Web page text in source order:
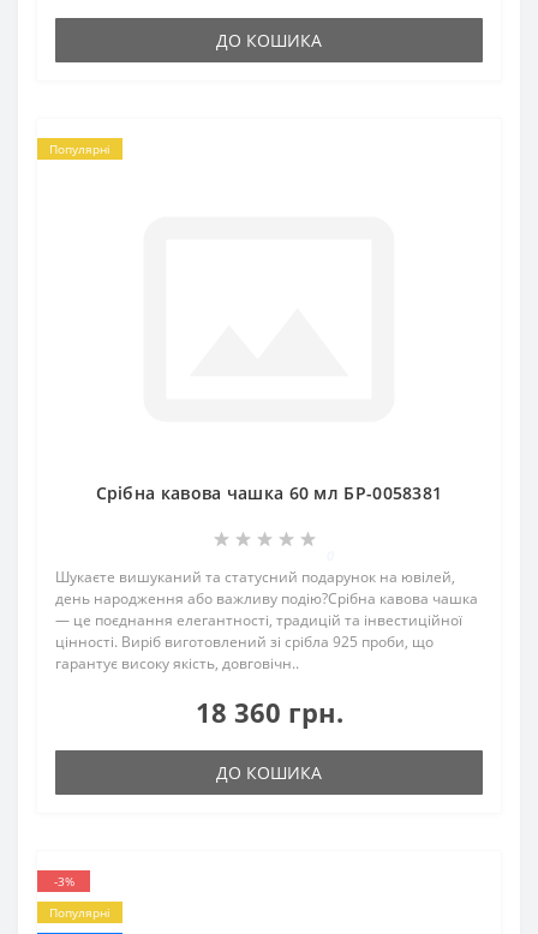
ДО КОШИКА
Популярні
Срібна кавова чашка 60 мл БР-0058381
Шукаєте вишуканий та статусний подарунок на ювілей,
день народження або важливу подію?Срібна кавова чашка
— це поєднання елегантності, традицій та інвестиційної
цінності. Виріб виготовлений зі срібла 925 проби, що
гарантує високу якість, довговічн..
18 360 грн.
ДО КОШИКА
-3%
Популярні